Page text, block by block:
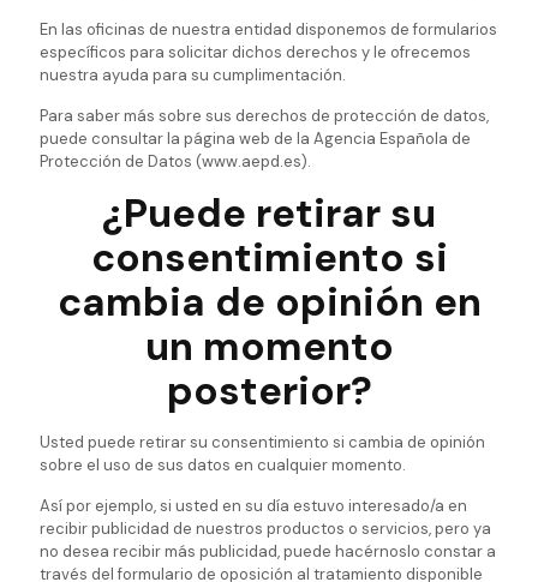
En las oficinas de nuestra entidad disponemos de formularios
específicos para solicitar dichos derechos y le ofrecemos
nuestra ayuda para su cumplimentación.
Para saber más sobre sus derechos de protección de datos,
puede consultar la página web de la Agencia Española de
Protección de Datos (www.aepd.es).
¿Puede retirar su
consentimiento si
cambia de opinión en
un momento
posterior?
Usted puede retirar su consentimiento si cambia de opinión
sobre el uso de sus datos en cualquier momento.
Así por ejemplo, si usted en su día estuvo interesado/a en
recibir publicidad de nuestros productos o servicios, pero ya
no desea recibir más publicidad, puede hacérnoslo constar a
través del formulario de oposición al tratamiento disponible